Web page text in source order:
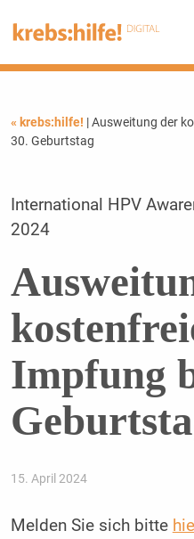
« krebs:hilfe! | Ausweitung der
30. Geburtstag
International HPV
2024
Impfung
15. April 2024
Melden Sie sich bitte